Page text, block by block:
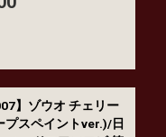
】ゾウオ チェリー
プスペイントver.)/日